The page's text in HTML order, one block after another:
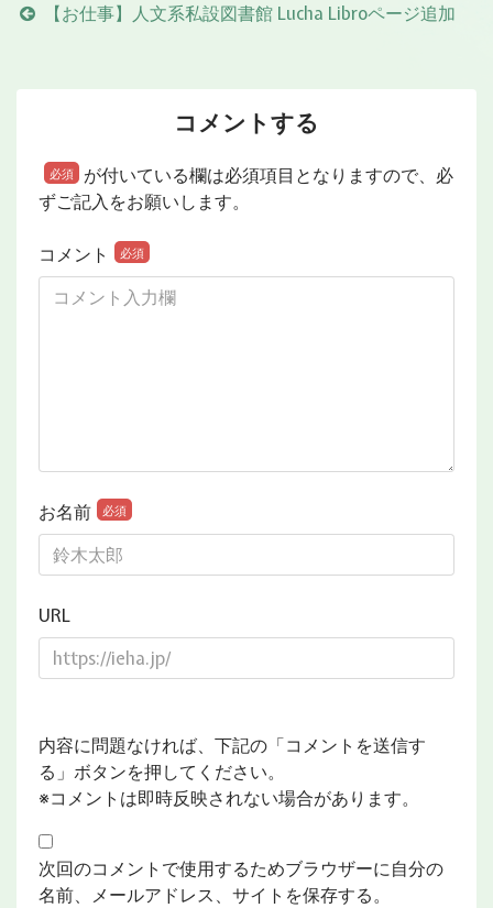
【お仕事】人文系私設図書館 Lucha Libroページ追加
コメントする
必須
が付いている欄は必須項目となりますので、必
ずご記入をお願いします。
コメント 必須
お名前 必須
URL
内容に問題なければ、下記の「コメントを送信す
る」ボタンを押してください。
※コメントは即時反映されない場合があります。
次回のコメントで使用するためブラウザーに自分の
名前、メールアドレス、サイトを保存する。